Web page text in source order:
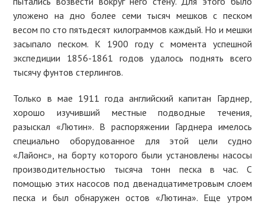
уложено на дно более семи тысяч мешков с песком
весом по сто пятьдесят килограммов каждый. Но и мешки
засыпало песком. К 1900 году с момента успешной
экспедиции 1856-1861 годов удалось поднять всего
тысячу фунтов стерлингов.
Только в мае 1911 года английский капитан Гарднер,
хорошо изучивший местные подводные течения,
разыскал «Лютин». В распоряжении Гарднера имелось
специально оборудованное для этой цели судно
«Лайонс», на борту которого были установлены насосы
производительностью тысяча тонн песка в час. С
помощью этих насосов под двенадцатиметровым слоем
песка и был обнаружен остов «Лютина». Еще утром